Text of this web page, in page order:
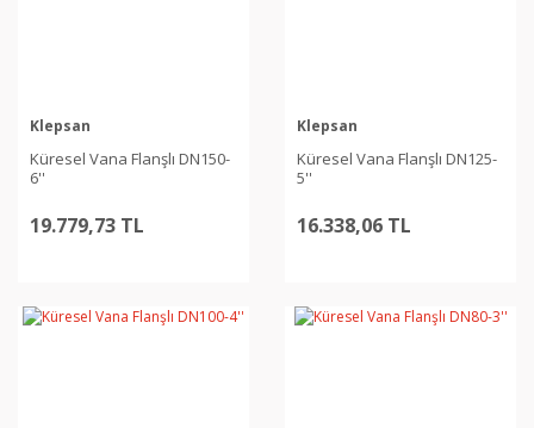
Klepsan
Küresel Vana Flanşlı DN150-
6''
19.779,73 TL
Klepsan
Küresel Vana Flanşlı DN125-
5''
16.338,06 TL